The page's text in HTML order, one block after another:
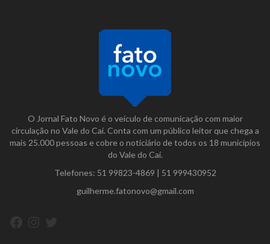
O Jornal Fato Novo é o veículo de comunicação com maior
circulação no Vale do Caí. Conta com um público leitor que chega a
mais 25.000 pessoas e cobre o noticiário de todos os 18 municípios
do Vale do Caí.
Telefones: 51 99823-4869 | 51 999430952
guilherme.fatonovo@gmail.com